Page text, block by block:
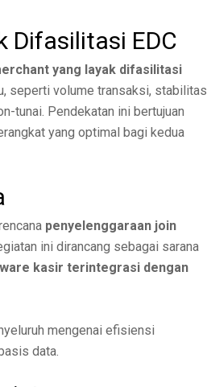
Difasilitasi EDC
yang layak difasilitasi
seperti volume transaksi, stabilitas
tunai. Pendekatan ini bertujuan
yang optimal bagi kedua
penyelenggaraan join
ini dirancang sebagai sarana
kasir terintegrasi dengan
mengenai efisiensi
data.